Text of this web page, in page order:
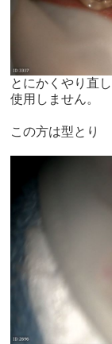
とにかくやり直
使用しません。
この方は型とり